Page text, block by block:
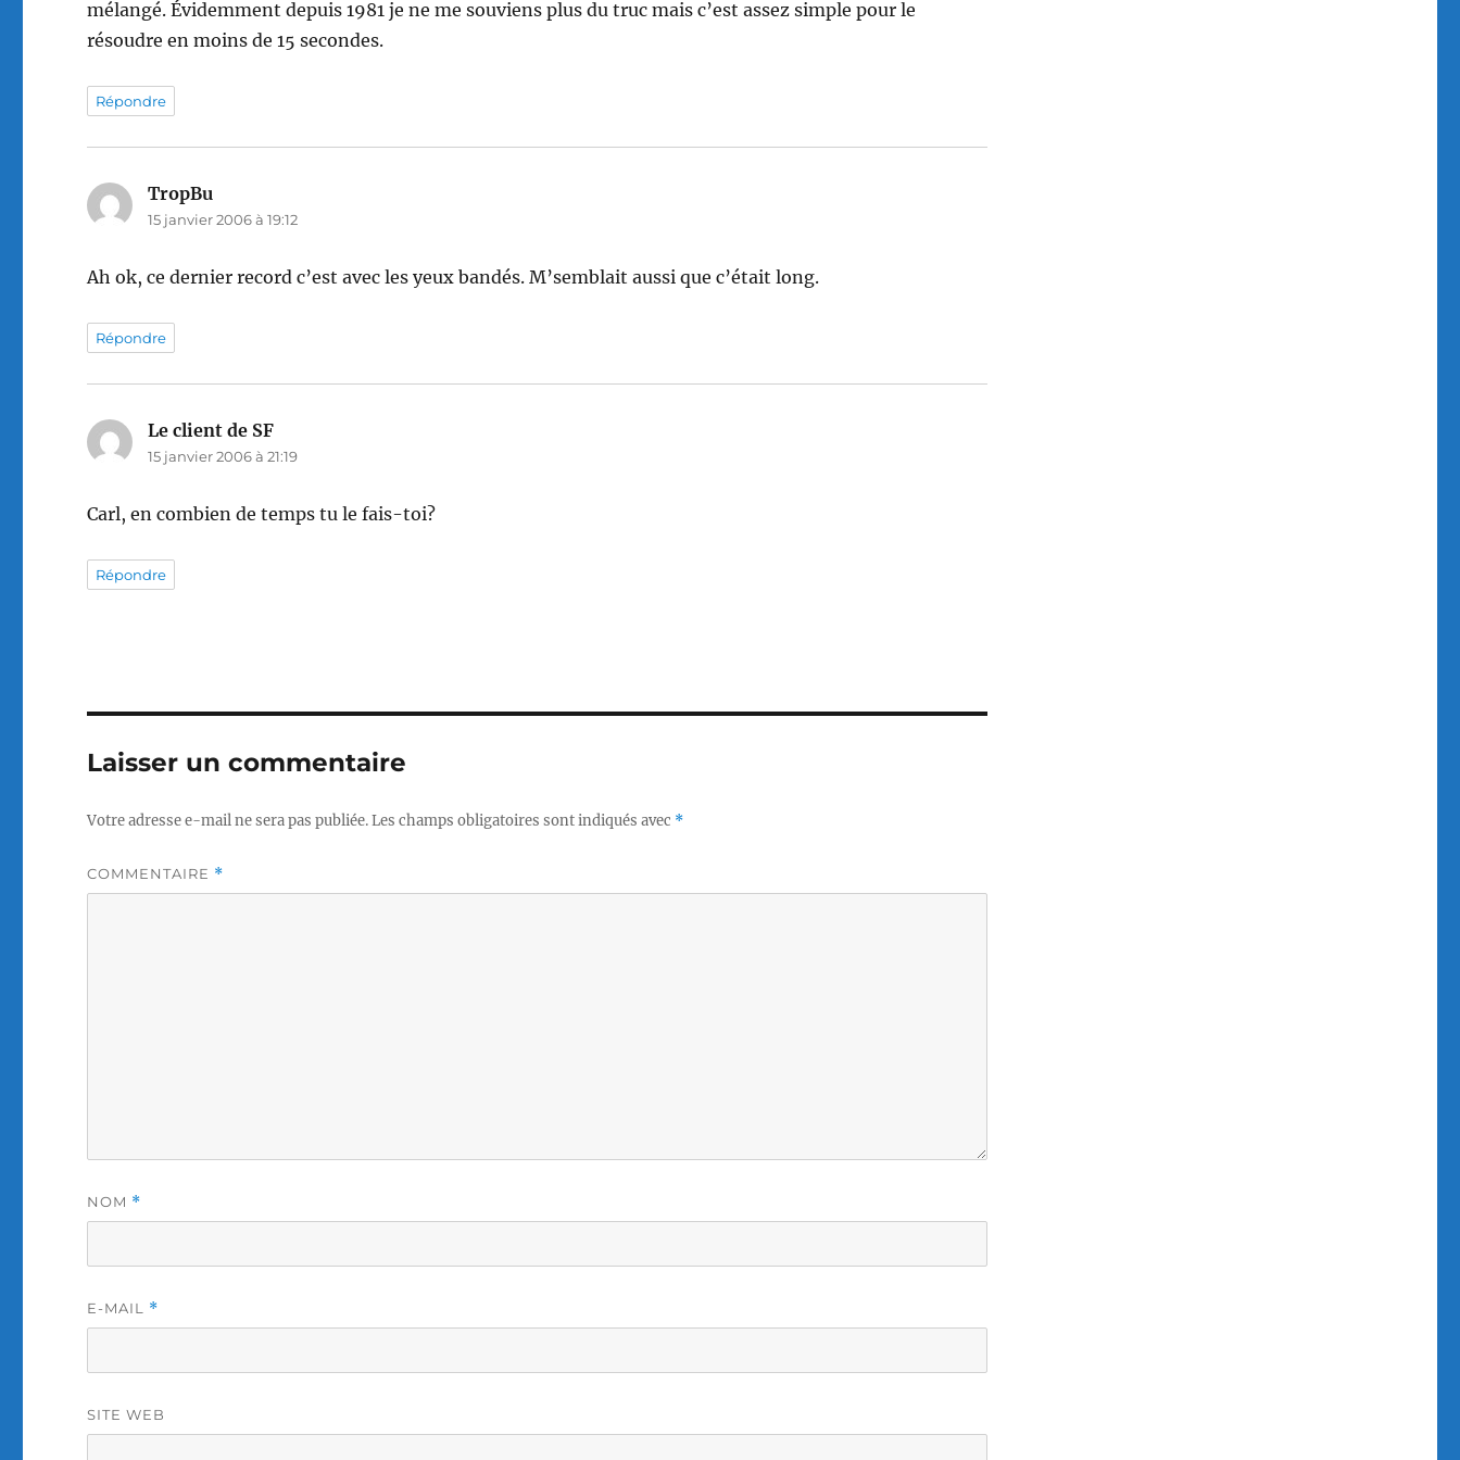
mélangé. Évidemment depuis 1981 je ne me souviens plus du truc mais c’est assez simple pour le
résoudre en moins de 15 secondes.
Répondre
TropBu
15 janvier 2006 à 19:12
Ah ok, ce dernier record c’est avec les yeux bandés. M’semblait aussi que c’était long.
Répondre
Le client de SF
15 janvier 2006 à 21:19
Carl, en combien de temps tu le fais-toi?
Répondre
Laisser un commentaire
Votre adresse e-mail ne sera pas publiée.Les champs obligatoires sont indiqués avec *
COMMENTAIRE *
NOM *
E-MAIL *
SITE WEB